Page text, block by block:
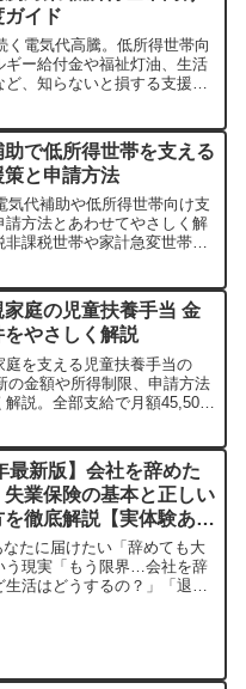
ガイド
く電気代高騰。低所得世帯向
ギー給付金や福祉灯油、生活
ど、知らないと損する支援制
助で低所得世帯を支える
策と申請方法
気代補助や低所得世帯向け支
請方法とあわせてやさしく解
非課税世帯や家計急変世帯が
家庭の児童扶養手当 金
をやさしく解説
庭を支える児童扶養手当の
の金額や所得制限、申請方法
解説。全部支給で月額45,500
最新版】会社を辞めた
失業保険の基本と正しい
を徹底解説【実体験あ
なたに届けたい「辞めても大
う現実「もう限界…会社を辞
生活はどうするの？」「退職
**誰でも受け取れる“あなたの